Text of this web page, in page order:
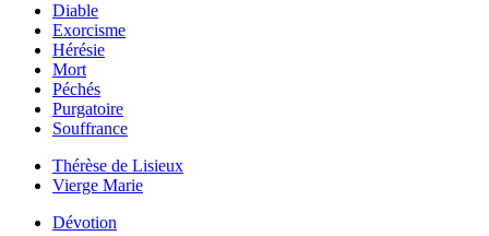
Diable
Exorcisme
Hérésie
Mort
Péchés
Purgatoire
Souffrance
Thérèse de Lisieux
Vierge Marie
Dévotion